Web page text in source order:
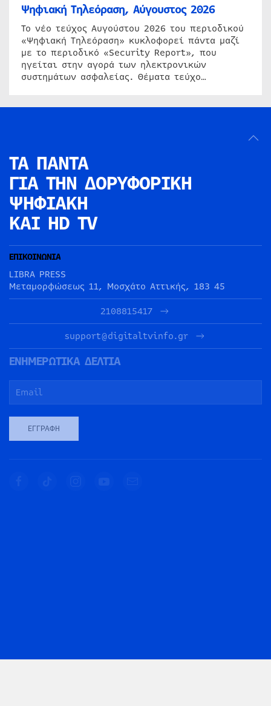
Ψηφιακή Τηλεόραση, Αύγουστος 2026
Το νέο τεύχος Αυγούστου 2026 του περιοδικού
«Ψηφιακή Τηλεόραση» κυκλοφορεί πάντα μαζί
με το περιοδικό «Security Report», που
ηγείται στην αγορά των ηλεκτρονικών
συστημάτων ασφαλείας. Θέματα τεύχο…
ΤΑ ΠΑΝΤΑ
ΓΙΑ ΤΗΝ ΔΟΡΥΦΟΡΙΚΗ
ΨΗΦΙΑΚΗ
ΚΑΙ HD TV
ΕΠΙΚΟΙΝΩΝΙΑ
LIBRA PRESS
Μεταμορφώσεως 11, Μοσχάτο Αττικής, 183 45
2108815417
support@digitaltvinfo.gr
ΕΝΗΜΕΡΩΤΙΚΑ ΔΕΛΤΙΑ
ΕΓΓΡΑΦΉ